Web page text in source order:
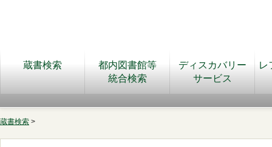
蔵書検索
都内図書館等
統合検索
ディスカバリー
サービス
レ
蔵書検索 >